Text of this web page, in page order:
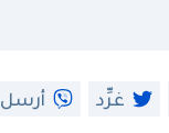
غرِّد أرسل